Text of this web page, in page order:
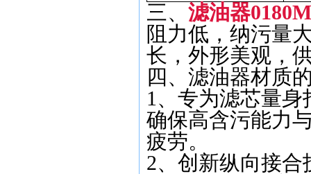
三、 滤油器
阻力低，纳污量
长，外形美观，
四、滤油器材质
1、专为滤芯量
确保高含污能力
疲劳。
2、创新纵向接